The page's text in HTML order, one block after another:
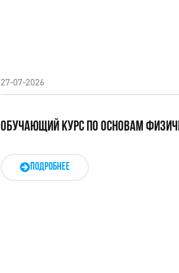
27-07-2026
ОБУЧАЮЩИЙ КУРС ПО ОСНОВАМ
ПОДРОБНЕЕ